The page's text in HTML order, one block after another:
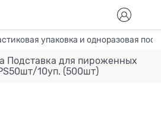
упаковка и одноразовая
Подставка для пироженных
10уп. (500шт)